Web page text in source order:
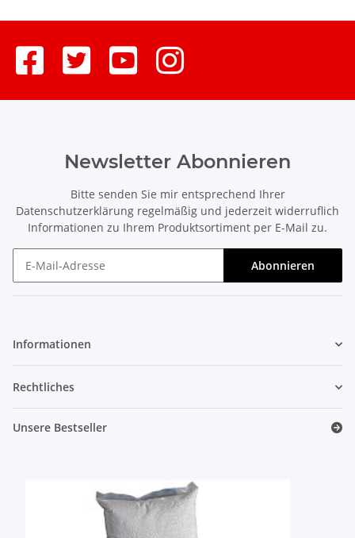
📍 Friesenheimer Hauptstraße 10, 77948 Friesenheim –
Abholung im Ladengeschäft möglich
Newsletter Abonnieren
Bitte senden Sie mir entsprechend Ihrer
Datenschutzerklärung regelmäßig und jederzeit widerruflich
Informationen zu Ihrem Produktsortiment per E-Mail zu.
Abonnieren
Informationen
Rechtliches
Unsere Bestseller